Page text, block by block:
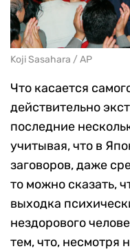
Koji Sasahara / AP
Что касается
действительно
последние
учитывая, что в
заговоров, даже
то можно сказать,
выходка
нездорового
тем, что, несмотря